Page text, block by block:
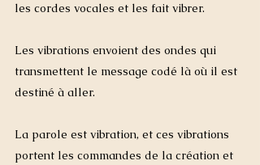
les cordes vocales et les fait vibrer.
Les vibrations envoient des ondes qui
transmettent le message codé là où il est
destiné à aller.
La parole est vibration, et ces vibrations
portent les commandes de la création et